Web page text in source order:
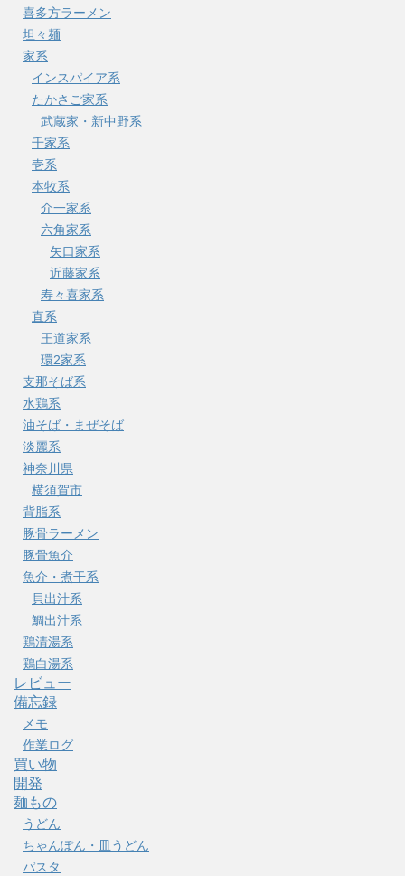
喜多方ラーメン
坦々麺
家系
インスパイア系
たかさご家系
武蔵家・新中野系
千家系
壱系
本牧系
介一家系
六角家系
矢口家系
近藤家系
寿々喜家系
直系
王道家系
環2家系
支那そば系
水鶏系
油そば・まぜそば
淡麗系
神奈川県
横須賀市
背脂系
豚骨ラーメン
豚骨魚介
魚介・煮干系
貝出汁系
鯛出汁系
鶏清湯系
鶏白湯系
レビュー
備忘録
メモ
作業ログ
買い物
開発
麺もの
うどん
ちゃんぽん・皿うどん
パスタ